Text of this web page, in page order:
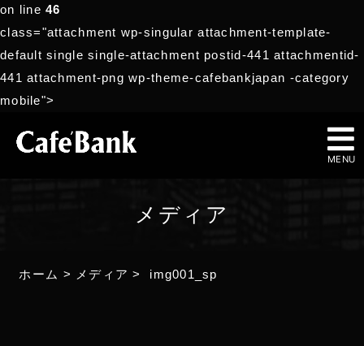
on line46
class="attachment wp-singular attachment-template-
default single single-attachment postid-441 attachmentid-
441 attachment-png wp-theme-cafebankjapan -category
mobile">
MENU
メディア
ホーム > メディア > img001_sp